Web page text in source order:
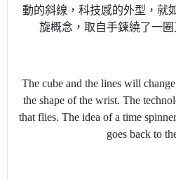
動的斜線，科技感的外型，就
旋概念，取自手鍊繞了一
The cube and the lines will
the shape of the wrist. The
that flies. The idea of a time
goes back to